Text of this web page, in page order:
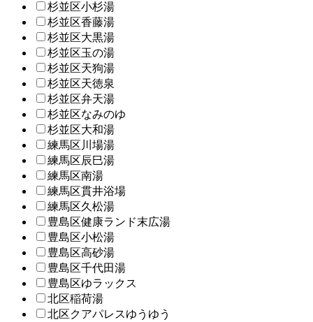
杉並区小杉湯
杉並区香藤湯
杉並区大黒湯
杉並区玉の湯
杉並区天狗湯
杉並区天徳泉
杉並区弁天湯
杉並区なみのゆ
杉並区大和湯
練馬区川場湯
練馬区辰巳湯
練馬区南湯
練馬区貫井浴場
練馬区久松湯
豊島区健康ランド末広湯
豊島区小松湯
豊島区高砂湯
豊島区千代田湯
豊島区ゆラックス
北区稲荷湯
北区クアパレスゆうゆう